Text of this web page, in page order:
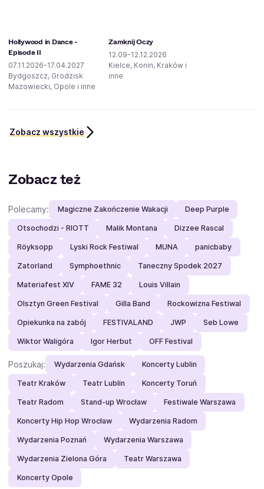
Hollywood in Dance -
Episode II
07.11.2026-17.04.2027
Bydgoszcz, Grodzisk
Mazowiecki, Opole i inne
Zamknij Oczy
12.09-12.12.2026
Kielce, Konin, Kraków i
inne
Zobacz wszystkie
Zobacz też
Polecamy: Magiczne Zakończenie Wakacji Deep Purple
Otsochodzi - RIOTT Malik Montana Dizzee Rascal
Röyksopp Lyski Rock Festiwal MUNA panicbaby
Zatorland Symphoethnic Taneczny Spodek 2027
Materiafest XIV FAME 32 Louis Villain
Olsztyn Green Festival Gilla Band Rockowizna Festiwal
Opiekunka na zabój FESTIVALAND JWP Seb Lowe
Wiktor Waligóra Igor Herbut OFF Festival
Poszukaj: Wydarzenia Gdańsk Koncerty Lublin
Teatr Kraków Teatr Lublin Koncerty Toruń
Teatr Radom Stand-up Wrocław Festiwale Warszawa
Koncerty Hip Hop Wrocław Wydarzenia Radom
Wydarzenia Poznań Wydarzenia Warszawa
Wydarzenia Zielona Góra Teatr Warszawa
Koncerty Opole